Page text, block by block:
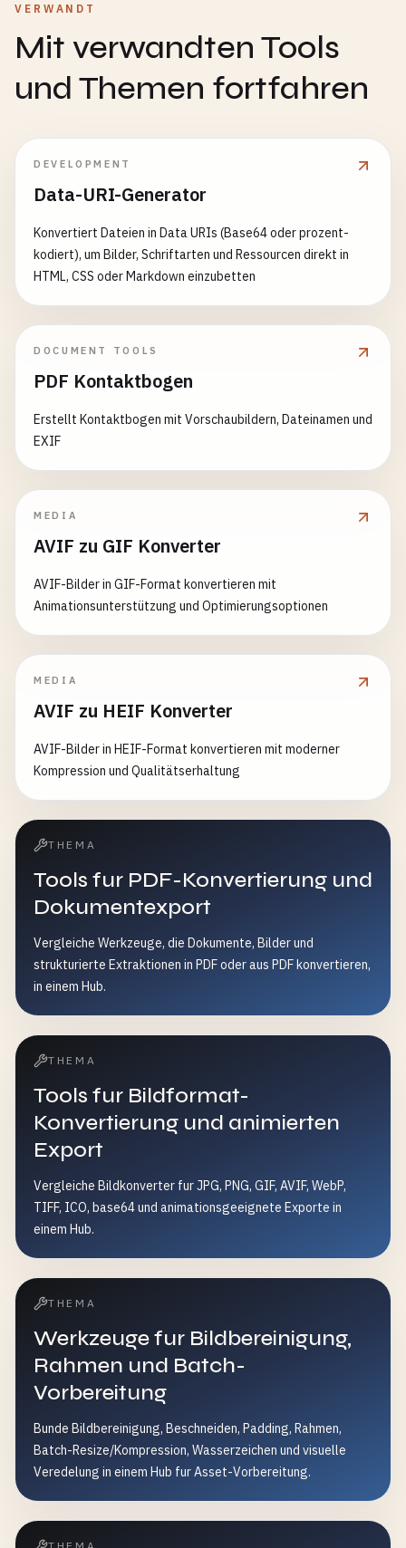
VERWANDT
Mit verwandten Tools
und Themen fortfahren
DEVELOPMENT
Data-URI-Generator
Konvertiert Dateien in Data URIs (Base64 oder prozent-
kodiert), um Bilder, Schriftarten und Ressourcen direkt in
HTML, CSS oder Markdown einzubetten
DOCUMENT TOOLS
PDF Kontaktbogen
Erstellt Kontaktbogen mit Vorschaubildern, Dateinamen und
EXIF
MEDIA
AVIF zu GIF Konverter
AVIF-Bilder in GIF-Format konvertieren mit
Animationsunterstützung und Optimierungsoptionen
MEDIA
AVIF zu HEIF Konverter
AVIF-Bilder in HEIF-Format konvertieren mit moderner
Kompression und Qualitätserhaltung
THEMA
Tools fur PDF-Konvertierung und
Dokumentexport
Vergleiche Werkzeuge, die Dokumente, Bilder und
strukturierte Extraktionen in PDF oder aus PDF konvertieren,
in einem Hub.
THEMA
Tools fur Bildformat-
Konvertierung und animierten
Export
Vergleiche Bildkonverter fur JPG, PNG, GIF, AVIF, WebP,
TIFF, ICO, base64 und animationsgeeignete Exporte in
einem Hub.
THEMA
Werkzeuge fur Bildbereinigung,
Rahmen und Batch-
Vorbereitung
Bunde Bildbereinigung, Beschneiden, Padding, Rahmen,
Batch-Resize/Kompression, Wasserzeichen und visuelle
Veredelung in einem Hub fur Asset-Vorbereitung.